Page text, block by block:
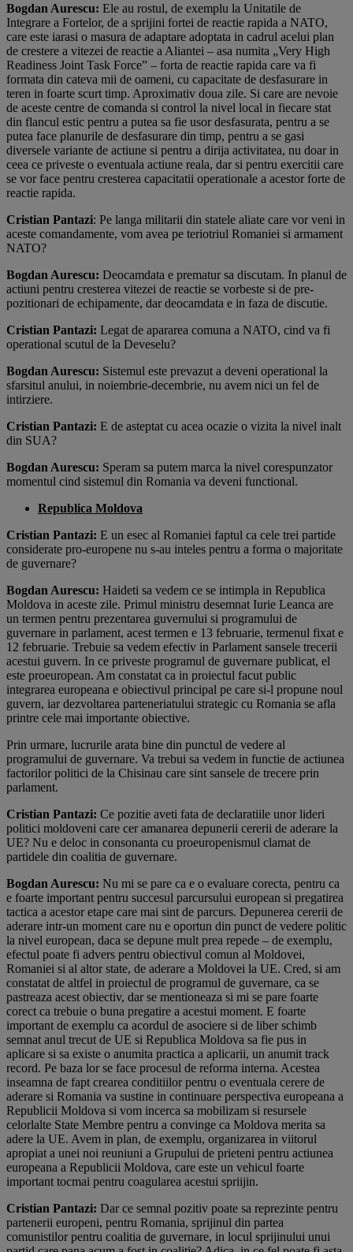
Bogdan Aurescu: Ele au rostul, de exemplu la Unitatile de
Integrare a Fortelor, de a sprijini fortei de reactie rapida a NATO,
care este iarasi o masura de adaptare adoptata in cadrul acelui plan
de crestere a vitezei de reactie a Aliantei – asa numita „Very High
Readiness Joint Task Force” – forta de reactie rapida care va fi
formata din cateva mii de oameni, cu capacitate de desfasurare in
teren in foarte scurt timp. Aproximativ doua zile. Si care are nevoie
de aceste centre de comanda si control la nivel local in fiecare stat
din flancul estic pentru a putea sa fie usor desfasurata, pentru a se
putea face planurile de desfasurare din timp, pentru a se gasi
diversele variante de actiune si pentru a dirija activitatea, nu doar in
ceea ce priveste o eventuala actiune reala, dar si pentru exercitii care
se vor face pentru cresterea capacitatii operationale a acestor forte de
reactie rapida.
Cristian Pantazi: Pe langa militarii din statele aliate care vor veni in
aceste comandamente, vom avea pe teriotriul Romaniei si armament
NATO?
Bogdan Aurescu: Deocamdata e prematur sa discutam. In planul de
actiuni pentru cresterea vitezei de reactie se vorbeste si de pre-
pozitionari de echipamente, dar deocamdata e in faza de discutie.
Cristian Pantazi: Legat de apararea comuna a NATO, cind va fi
operational scutul de la Deveselu?
Bogdan Aurescu: Sistemul este prevazut a deveni operational la
sfarsitul anului, in noiembrie-decembrie, nu avem nici un fel de
intirziere.
Cristian Pantazi: E de asteptat cu acea ocazie o vizita la nivel inalt
din SUA?
Bogdan Aurescu: Speram sa putem marca la nivel corespunzator
momentul cind sistemul din Romania va deveni functional.
Republica Moldova
Cristian Pantazi: E un esec al Romaniei faptul ca cele trei partide
considerate pro-europene nu s-au inteles pentru a forma o majoritate
de guvernare?
Bogdan Aurescu: Haideti sa vedem ce se intimpla in Republica
Moldova in aceste zile. Primul ministru desemnat Iurie Leanca are
un termen pentru prezentarea guvernului si programului de
guvernare in parlament, acest termen e 13 februarie, termenul fixat e
12 februarie. Trebuie sa vedem efectiv in Parlament sansele trecerii
acestui guvern. In ce priveste programul de guvernare publicat, el
este proeuropean. Am constatat ca in proiectul facut public
integrarea europeana e obiectivul principal pe care si-l propune noul
guvern, iar dezvoltarea parteneriatului strategic cu Romania se afla
printre cele mai importante obiective.
Prin urmare, lucrurile arata bine din punctul de vedere al
programului de guvernare. Va trebui sa vedem in functie de actiunea
factorilor politici de la Chisinau care sint sansele de trecere prin
parlament.
Cristian Pantazi: Ce pozitie aveti fata de declaratiile unor lideri
politici moldoveni care cer amanarea depunerii cererii de aderare la
UE? Nu e deloc in consonanta cu proeuropenismul clamat de
partidele din coalitia de guvernare.
Bogdan Aurescu: Nu mi se pare ca e o evaluare corecta, pentru ca
e foarte important pentru succesul parcursului european si pregatirea
tactica a acestor etape care mai sint de parcurs. Depunerea cererii de
aderare intr-un moment care nu e oportun din punct de vedere politic
la nivel european, daca se depune mult prea repede – de exemplu,
efectul poate fi advers pentru obiectivul comun al Moldovei,
Romaniei si al altor state, de aderare a Moldovei la UE. Cred, si am
constatat de altfel in proiectul de programul de guvernare, ca se
pastreaza acest obiectiv, dar se mentioneaza si mi se pare foarte
corect ca trebuie o buna pregatire a acestui moment. E foarte
important de exemplu ca acordul de asociere si de liber schimb
semnat anul trecut de UE si Republica Moldova sa fie pus in
aplicare si sa existe o anumita practica a aplicarii, un anumit track
record. Pe baza lor se face procesul de reforma interna. Acestea
inseamna de fapt crearea conditiilor pentru o eventuala cerere de
aderare si Romania va sustine in continuare perspectiva europeana a
Republicii Moldova si vom incerca sa mobilizam si resursele
celorlalte State Membre pentru a convinge ca Moldova merita sa
adere la UE. Avem in plan, de exemplu, organizarea in viitorul
apropiat a unei noi reuniuni a Grupului de prieteni pentru actiunea
europeana a Republicii Moldova, care este un vehicul foarte
important tocmai pentru coagularea acestui spriijin.
Cristian Pantazi: Dar ce semnal pozitiv poate sa reprezinte pentru
partenerii europeni, pentru Romania, sprijinul din partea
comunistilor pentru coalitia de guvernare, in locul sprijinului unui